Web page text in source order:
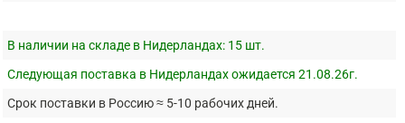
В наличии на складе в Нидерландах: 15 шт.
Следующая поставка в Нидерландах ожидается 21.08.26г.
Срок поставки в Россию ≈ 5-10 рабочих дней.